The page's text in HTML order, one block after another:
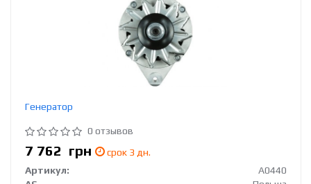
Генератор
0 отзывов
7 762 грн
срок 3 дн.
Артикул:
A0440